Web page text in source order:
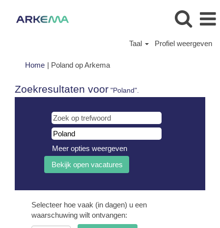
Taal Profiel weergeven
Home | Poland op Arkema(huidige
Zoekresultaten voor "Poland".
Meer opties weergeven
Selecteer hoe vaak (in dagen) u een
waarschuwing wilt ontvangen: